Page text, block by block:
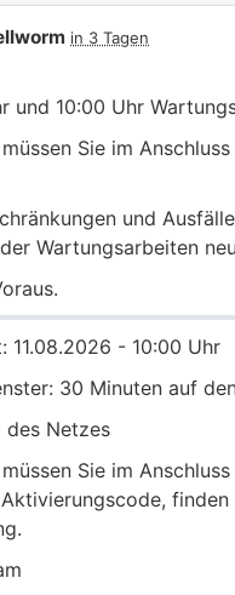
in 3 Tagen
und 10:00 Uhr
Sie im
und
Wartungsarbeiten
11.08.2026 - 10:00 Uhr
30 Minuten auf
des Netzes
Sie im